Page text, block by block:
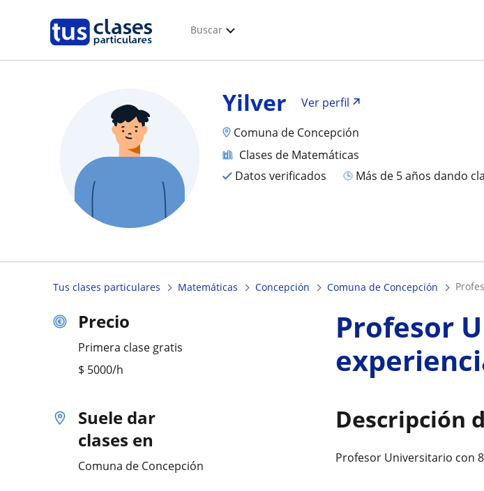
Buscar
Yilver
Ver perfil
Comuna de Concepción
Clases de Matemáticas
Datos verificados
más de 5 años dando
Tus clases particulares Matemáticas Concepción Comuna de Concepción
Precio
Primera clase gratis
$ 5000/h
Suele dar
clases en
Comuna de Concepción
Profesor
Descripción
Profesor Universitario con